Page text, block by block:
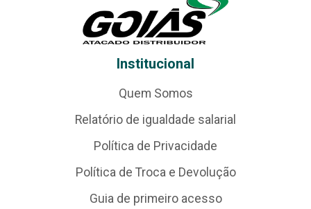
Institucional
Quem Somos
Relatório de igualdade salarial
Política de Privacidade
Política de Troca e Devolução
Guia de primeiro acesso